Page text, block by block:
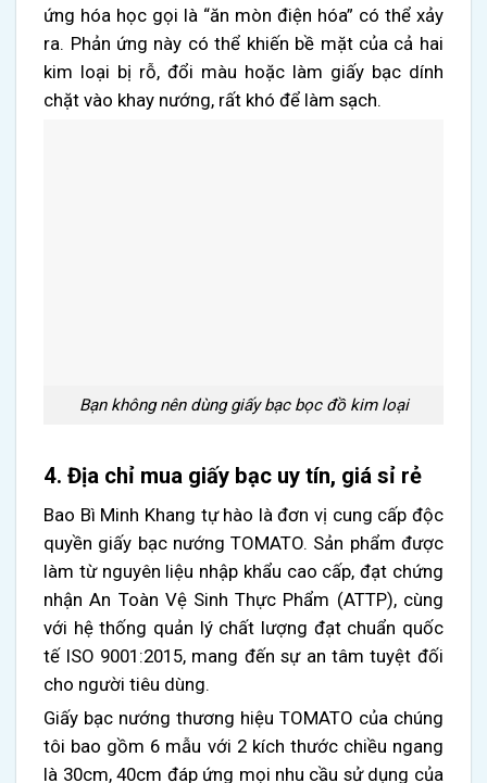
ứng hóa học gọi là “ăn mòn điện hóa” có thể xảy
ra. Phản ứng này có thể khiến bề mặt của cả hai
kim loại bị rỗ, đổi màu hoặc làm giấy bạc dính
chặt vào khay nướng, rất khó để làm sạch.
Bạn không nên dùng giấy bạc bọc đồ kim loại
4. Địa chỉ mua giấy bạc uy tín, giá sỉ rẻ
Bao Bì Minh Khang tự hào là đơn vị cung cấp độc
quyền giấy bạc nướng TOMATO. Sản phẩm được
làm từ nguyên liệu nhập khẩu cao cấp, đạt chứng
nhận An Toàn Vệ Sinh Thực Phẩm (ATTP), cùng
với hệ thống quản lý chất lượng đạt chuẩn quốc
tế ISO 9001:2015, mang đến sự an tâm tuyệt đối
cho người tiêu dùng.
Giấy bạc nướng thương hiệu TOMATO của chúng
tôi bao gồm 6 mẫu với 2 kích thước chiều ngang
là 30cm, 40cm đáp ứng mọi nhu cầu sử dụng của